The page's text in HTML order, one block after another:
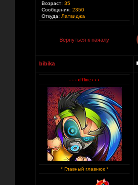
Возраст: 35
Сообщения: 2350
Откуда: Латвиджа
Вернуться к началу
bibika
* Главный главнюк *